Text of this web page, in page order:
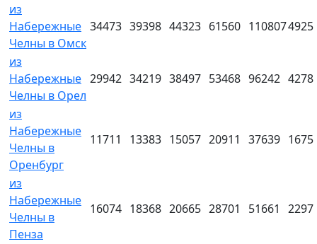
из
Набережные
Челны в Омск
34473 39398 44323 61560 1108074925
из
Набережные
Челны в Орел
29942 34219 38497 53468 96242 4278
из
Набережные
Челны в
Оренбург
11711 13383 15057 20911 37639 1675
из
Набережные
Челны в
Пенза
16074 18368 20665 28701 51661 2297